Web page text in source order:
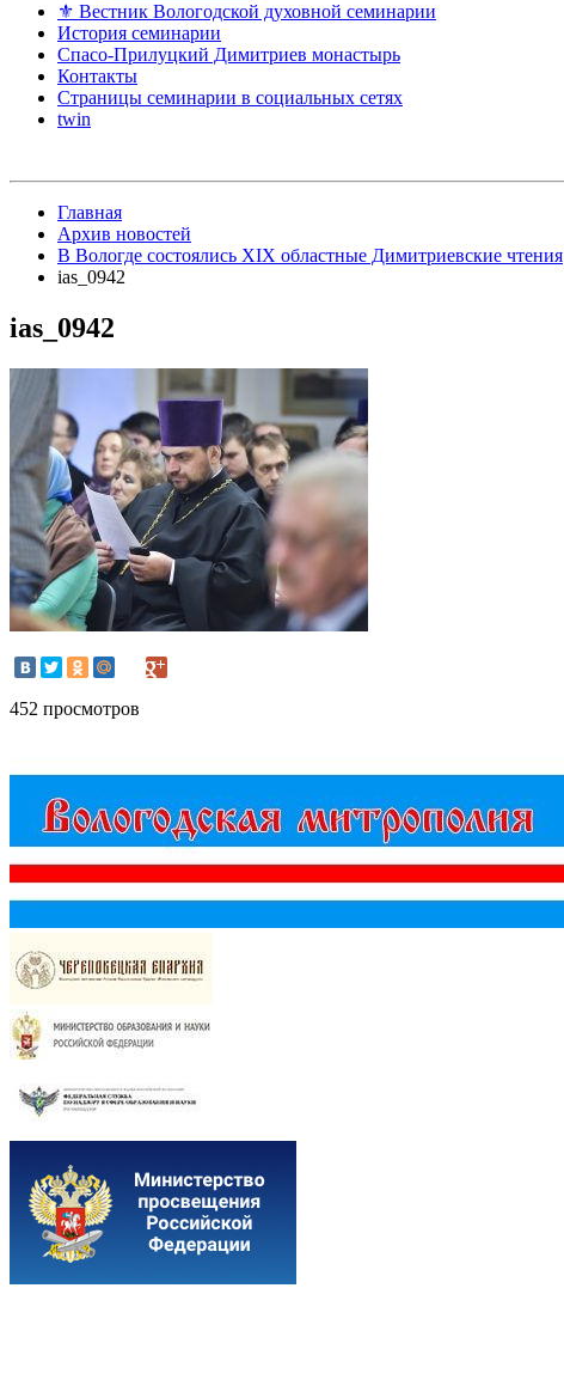
⚜ Вестник Вологодской духовной семинарии
История семинарии
Спасо-Прилуцкий Димитриев монастырь
Контакты
Страницы семинарии в социальных сетях
twin
Главная
Архив новостей
В Вологде состоялись XIX областные Димитриевские чтения
ias_0942
ias_0942
452 просмотров